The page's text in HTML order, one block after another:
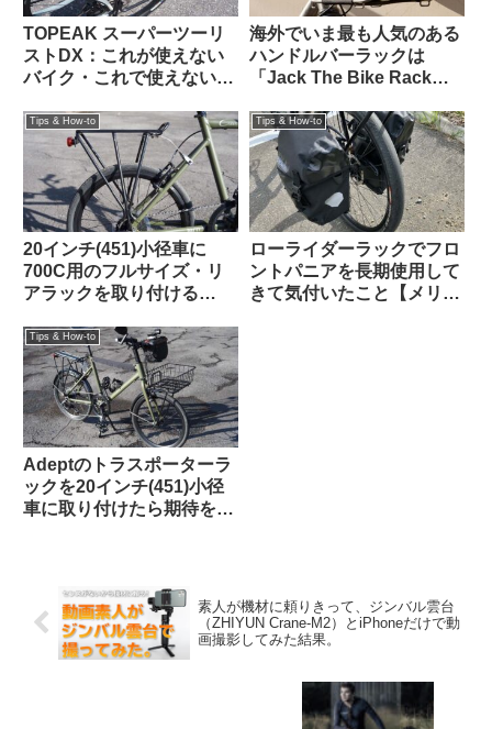
TOPEAK スーパーツーリ
ストDX：これが使えない
バイク・これで使えないバ
思えるほど万能なリアラッ
クの優等生
海外でいま最も人気のある
ハンドルバーラックは
「Jack The Bike Rack」
Tips & How-to
20インチ(451)小径車に
700C用のフルサイズ・リ
アラックを取り付ける
Explorer Tubular Rack】
Tips & How-to
ローライダーラックでフロ
ントパニアを長期使用して
きて気付いたこと【メリッ
Tips & How-to
Adeptのトラスポーターラ
ックを20インチ(451)小径
車に取り付けたら期待を超
素人が機材に頼りきって、ジンバル雲台
（ZHIYUN Crane-M2）とiPhoneだけで動
画撮影してみた結果。